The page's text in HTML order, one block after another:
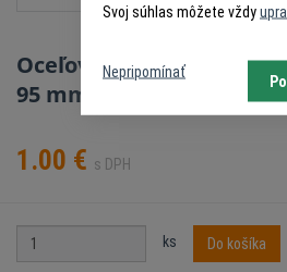
Oceľový štvorcový klin
95 mm - zahnutý
1.00 € s DPH
ks Do košíka
Svoj súhlas môžete vždy
Nepripomínať